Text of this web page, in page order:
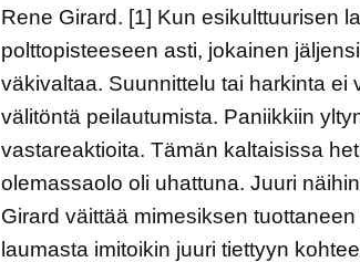
Rene Girard. [1] Kun esikulttuurisen
polttopisteeseen asti, jokainen
väkivaltaa. Suunnittelu tai harkinta ei
välitöntä peilautumista. Paniikkiin
vastareaktioita. Tämän kaltaisissa
olemassaolo oli uhattuna. Juuri
Girard väittää mimesiksen
laumasta imitoikin juuri tiettyyn